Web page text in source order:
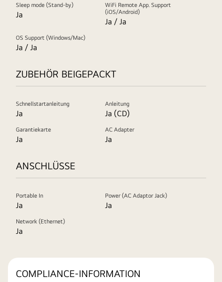
Sleep mode (Stand-by)
Ja
WiFi Remote App. Support
(iOS/Android)
Ja / Ja
OS Support (Windows/Mac)
Ja / Ja
ZUBEHÖR BEIGEPACKT
Schnellstartanleitung
Ja
Anleitung
Ja (CD)
Garantiekarte
Ja
AC Adapter
Ja
ANSCHLÜSSE
Portable In
Ja
Power (AC Adaptor Jack)
Ja
Network (Ethernet)
Ja
COMPLIANCE-INFORMATION